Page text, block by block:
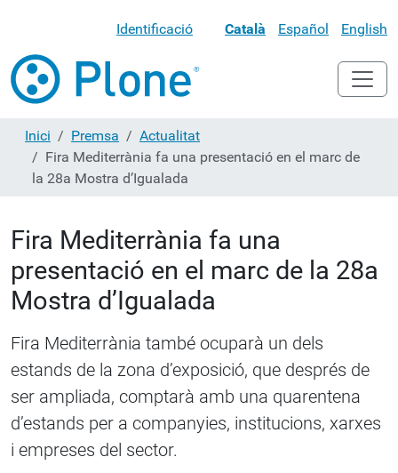
Identificació Català Español English
Inici Premsa
Actualitat
Fira Mediterrània fa una presentació en el marc de
la 28a Mostra d’Igualada
Fira Mediterrània fa una
presentació en el marc de la 28a
Mostra d’Igualada
Fira Mediterrània també ocuparà un dels
estands de la zona d’exposició, que després de
ser ampliada, comptarà amb una quarentena
d’estands per a companyies, institucions, xarxes
i empreses del sector.